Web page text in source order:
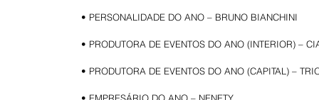
• PERSONALIDADE DO ANO – BRUNO BIANCHINI
• PRODUTORA DE EVENTOS DO ANO (INTERIOR) –
• PRODUTORA DE EVENTOS DO ANO (CAPITAL) –